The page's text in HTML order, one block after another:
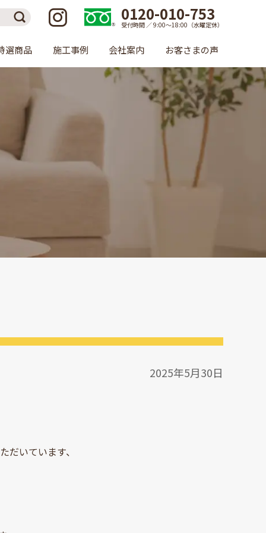
0120-010-753
受付時間 ／ 9:00〜18:00（水曜定休）
選商品 施工事例 会社案内 お客さまの声
2025年5月30日
だいています、